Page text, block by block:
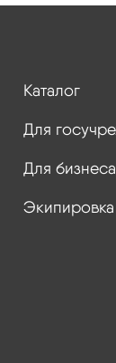
Каталог
Для
Для бизнеса
Экипировка